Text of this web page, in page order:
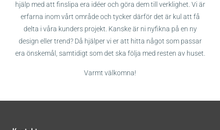
hjälp med att finslipa era idéer och göra dem till verklighet. Vi är
erfarna inom vårt område och tycker därför det är kul att få
delta i våra kunders projekt. Kanske är ni nyfikna på en ny
design eller trend? Då hjälper vi er att hitta något som passar
era önskemål, samtidigt som det ska följa med resten av huset.
Varmt välkomna!